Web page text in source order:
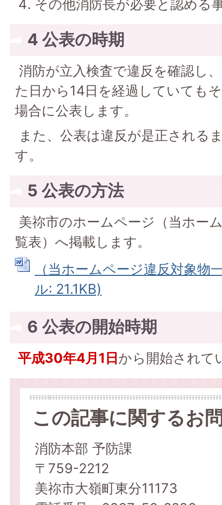
その他消防長が必要と認める
4 公表の時期
消防が立入検査で違反を確認し
た日から14日を経過していても
場合に公表します。
また、公表は違反が是正される
す。
5 公表の方法
美祢市のホームページ（当ホー
覧表）へ掲載します。
（当ホームページ違反対象物
ル: 21.1KB)
6 公表の開始時期
平成30年4月1日から開始されて
この記事に関するお
消防本部 予防課
〒759-2212
美祢市大嶺町東分11173